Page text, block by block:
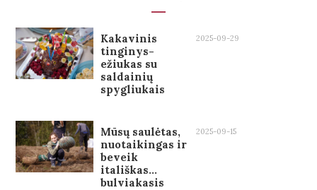
Kakavinis
tinginys-
ežiukas su
saldainių
spygliukais
2025-09-29
Mūsų saulėtas,
nuotaikingas ir
beveik
itališkas…
bulviakasis
2025-09-15